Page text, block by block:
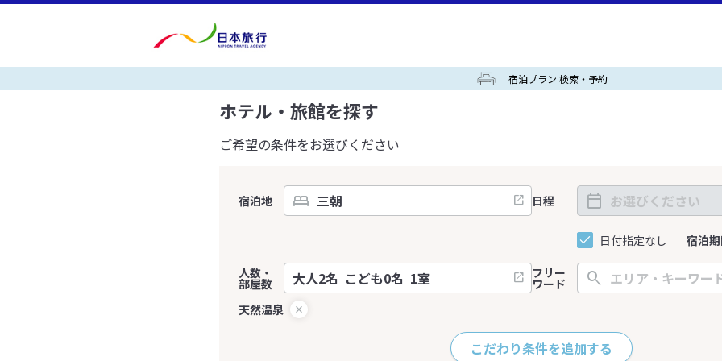
宿泊プラン 検索・予約
ホテル・旅館を探す
ご希望の条件をお選びください
宿泊地 日程
日付指定なし 宿泊
人数・
部屋数
フリー
ワード
天然温泉
こだわり条件を追加する